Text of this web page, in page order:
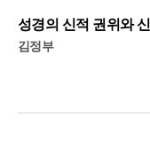
성경의 신적 권위와
김정부